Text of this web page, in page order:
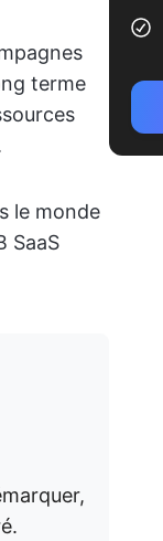
terme
le monde
SaaS